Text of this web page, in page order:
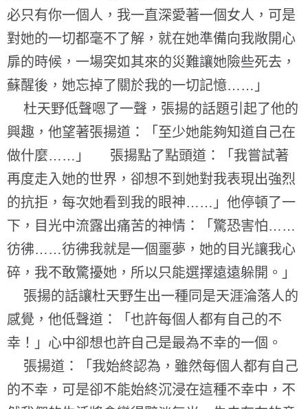
必只有你一個人，我一直深愛著一個女人，可是
對她的一切都毫不了解，就在她準備向我敞開心
扉的時候，一場突如其來的災難讓她險些死去，
蘇醒後，她忘掉了關於我的一切記憶……」
杜天野低聲嗯了一聲，張揚的話題引起了他的
興趣，他望著張揚道：「至少她能夠知道自己在
做什麼……」 張揚點了點頭道：「我嘗試著
再度走入她的世界，卻想不到她對我表現出強烈
的抗拒，每次她看到我的眼神……」他停頓了一
下，目光中流露出痛苦的神情：「驚恐害怕……
彷彿……彷彿我就是一個噩夢，她的目光讓我心
碎，我不敢驚擾她，所以只能選擇遠遠躲開。」
張揚的話讓杜天野生出一種同是天涯淪落人的
感覺，他低聲道：「也許每個人都有自己的不
幸！」心中卻想也許自己是最為不幸的一個。
張揚道：「我始終認為，雖然每個人都有自己
的不幸，可是卻不能始終沉浸在這種不幸中，不